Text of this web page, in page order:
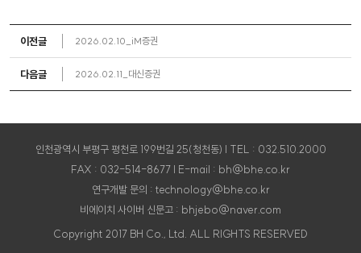
이전글 2026.02.10_iM증권
다음글 2026.02.11_대신증권
인천광역시 부평구 평천로 199번길 25(청천동) | TEL : 032.510.2000
FAX : 032-514-8677 | E-mail : bh@bhe.co.kr
연구개발 문의 : technology@bhe.co.kr
비에이치 사이버 신문고 : bhjebo@naver.com
Copyright 2017 BH Co., Ltd. ALL RIGHTS RESERVED